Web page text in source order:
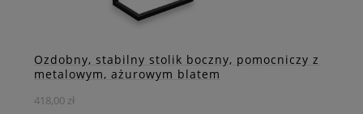
ZOBACZ WIĘCEJ
Ozdobny, stabilny stolik boczny, pomocniczy z
metalowym, ażurowym blatem
418,00 zł